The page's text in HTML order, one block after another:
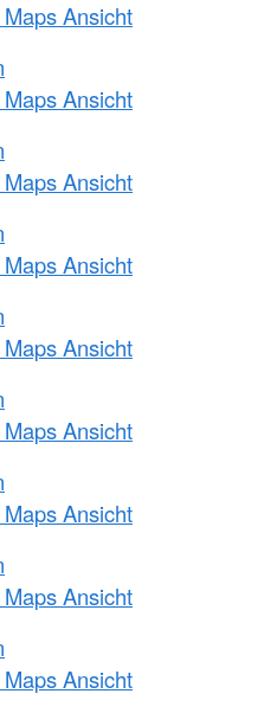
Ansicht
Ansicht
Ansicht
Ansicht
Ansicht
Ansicht
Ansicht
Ansicht
Ansicht